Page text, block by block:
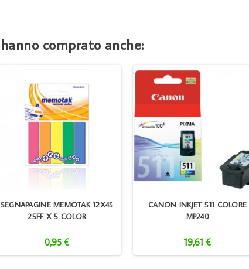
comprato anche:
SEGNAPAGINE MEMOTAK 12X45
25FF X 5 COLOR
0,95 €
CANON INKJET 511 COLORE
MP240
19,61 €